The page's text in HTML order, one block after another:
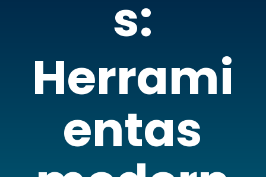
s:
Herrami
entas